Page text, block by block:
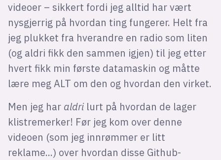
videoer – sikkert fordi jeg alltid har vært
nysgjerrig på hvordan ting fungerer. Helt fra
jeg plukket fra hverandre en radio som liten
(og aldri fikk den sammen igjen) til jeg etter
hvert fikk min første datamaskin og måtte
lære meg ALT om den og hvordan den virket.
Men jeg har aldrilurt på hvordan de lager
klistremerker! Før jeg kom over denne
videoen (som jeg innrømmer er litt
reklame...) over hvordan disse Github-